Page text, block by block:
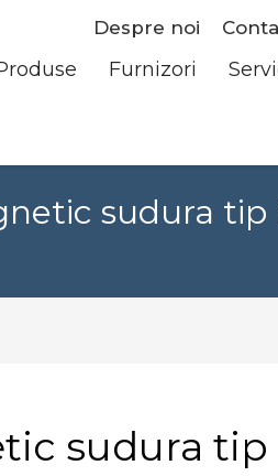
Despre noi
Furnizori
sudura tip
sudura tip